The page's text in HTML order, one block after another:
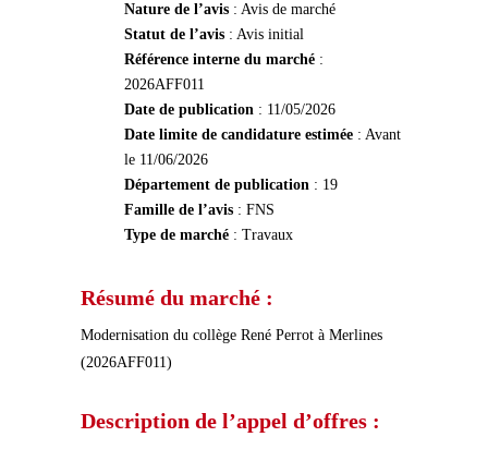
Nature de l’avis : Avis de marché
Statut de l’avis : Avis initial
Référence interne du marché :
2026AFF011
Date de publication : 11/05/2026
Date limite de candidature estimée : Avant
le 11/06/2026
Département de publication : 19
Famille de l’avis : FNS
Type de marché : Travaux
Résumé du marché :
Modernisation du collège René Perrot à Merlines
(2026AFF011)
Description de l’appel d’offres :